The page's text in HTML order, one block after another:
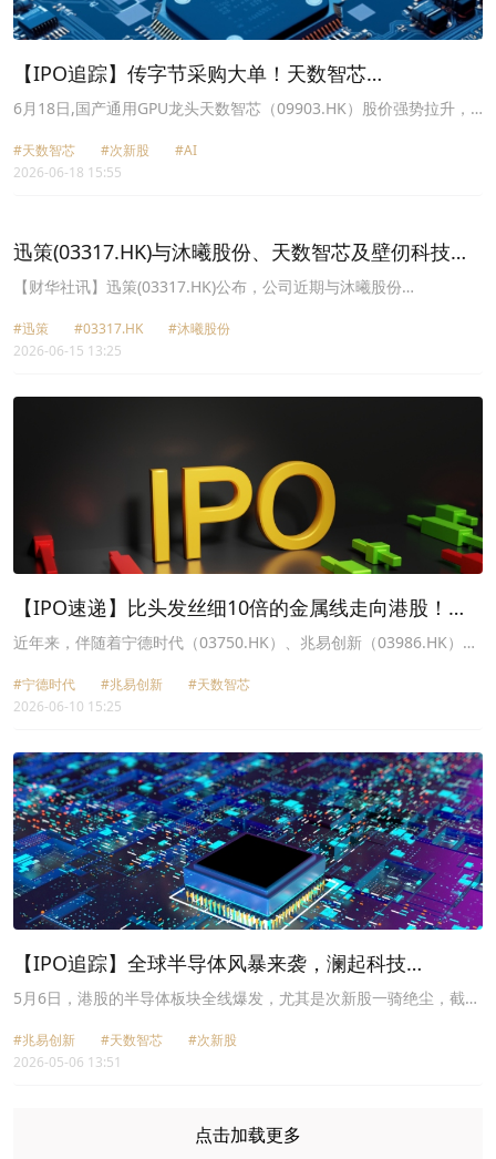
【IPO追踪】传字节采购大单！天数智芯
（09903.HK）半年累涨3倍，还能上车？
6月18日,国产通用GPU龙头天数智芯（09903.HK）股价强势拉升，
发行价登陆港交所以来，该公司股价持续创新高，迄今累计涨幅已达
307.67%，成为今年港股AI半导体赛道表现最为亮眼的标的之一。
#天数智芯 #次新股
#AI
2026-06-18 15:55
迅策(03317.HK)与沐曦股份、天数智芯及壁仞科技分
别达成战略合作
【财华社讯】迅策(03317.HK)公布，公司近期与沐曦股份
战略合作协议。该等战略合作标志着公司在“算力＋数据”融合方向迈
出重要一步，是公司数据基础设施平台、数据Token化能力与算力深
垂直推理加速演进，公司与上述三方的合作旨在将场景化数据能力与
元；壁仞科技涨10.94%，报55.45港元；天数智芯涨4.26%，报
#迅策 #03317.HK
#沐曦股份
2026-06-15 13:25
【IPO速递】比头发丝细10倍的金属线走向港股！年
入3亿，却有隐忧
近年来，伴随着宁德时代（03750.HK）、兆易创新（03986.HK）、
股市场的科技含量持续走高。
#宁德时代 #兆易创新
#天数智芯
2026-06-10 15:25
【IPO追踪】全球半导体风暴来袭，澜起科技
（06809.HK）涨超18%
5月6日，港股的半导体板块全线爆发，尤其是次新股一骑绝尘，截至
大涨15.88%，天数智芯（09903.HK）大涨12.30%，三家公司集体
刷新上市以来的新高，人气可见一斑。
#兆易创新 #天数智芯
#次新股
2026-05-06 13:51
点击加载更多